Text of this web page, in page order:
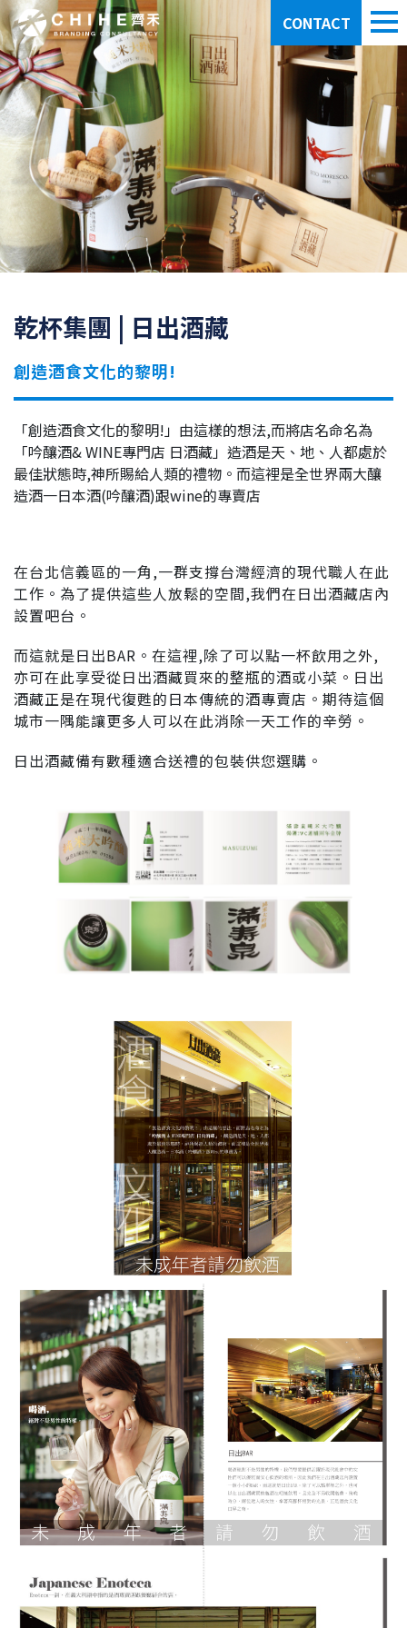
CONTACT
乾杯集團 | 日出酒藏
創造酒食文化的黎明!
「創造酒食文化的黎明!」由這樣的想法,而將店名命名為
「吟釀酒& WINE專門店 日酒藏」造酒是天、地、人都處於
最佳狀態時,神所賜給人類的禮物。而這裡是全世界兩大釀
造酒一日本酒(吟釀酒)跟wine的專賣店
在台北信義區的一角,一群支撐台灣經濟的現代職人在此
工作。為了提供這些人放鬆的空間,我們在日出酒藏店內
設置吧台。
而這就是日出BAR。在這裡,除了可以點一杯飲用之外,
亦可在此享受從日出酒藏買來的整瓶的酒或小菜。日出
酒藏正是在現代復甦的日本傳統的酒專賣店。期待這個
城市一隅能讓更多人可以在此消除一天工作的辛勞。
日出酒藏備有數種適合送禮的包裝供您選購。